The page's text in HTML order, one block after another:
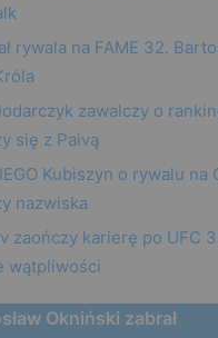
rywala na FAME 32.
zawalczy o
się z Paivą
Kubiszyn o rywalu na
nazwiska
zaończy karierę po UFC
wątpliwości
Okniński zabrał